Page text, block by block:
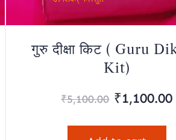
गुरु दीक्षा किट ( Guru
Kit)
₹5,100.00 Original
₹1,100.00
नमस्तुते
ॐ शिवम् नमस्तुते